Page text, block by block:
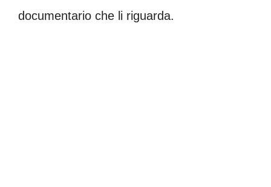
documentario che li riguarda.